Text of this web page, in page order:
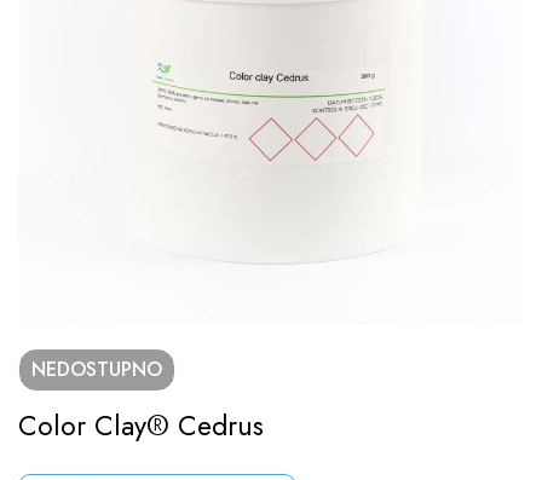
NEDOSTUPNO
Color Clay® Cedrus